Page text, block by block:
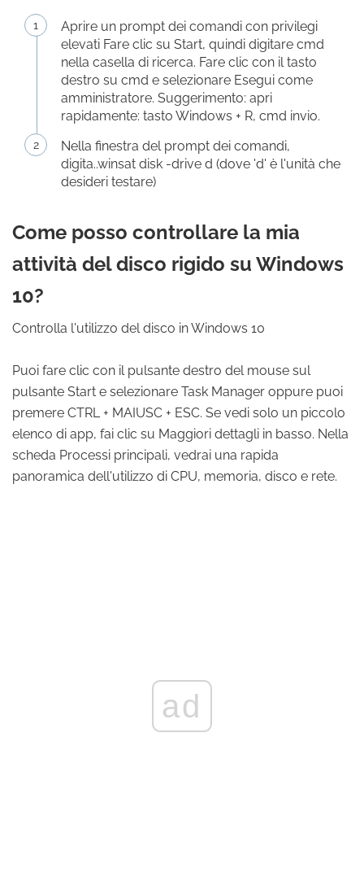
Aprire un prompt dei comandi con privilegi
elevati Fare clic su Start, quindi digitare cmd
nella casella di ricerca. Fare clic con il tasto
destro su cmd e selezionare Esegui come
amministratore. Suggerimento: apri
rapidamente: tasto Windows + R, cmd invio.
Nella finestra del prompt dei comandi,
digita..winsat disk -drive d (dove 'd' è l'unità che
desideri testare)
Come posso controllare la mia
attività del disco rigido su Windows
10?
Controlla l'utilizzo del disco in Windows 10
Puoi fare clic con il pulsante destro del mouse sul
pulsante Start e selezionare Task Manager oppure puoi
premere CTRL + MAIUSC + ESC. Se vedi solo un piccolo
elenco di app, fai clic su Maggiori dettagli in basso. Nella
scheda Processi principali, vedrai una rapida
panoramica dell'utilizzo di CPU, memoria, disco e rete.
ad